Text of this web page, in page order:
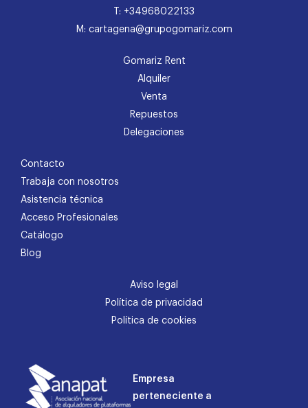
T: +34968022133
M: cartagena@grupogomariz.com
Gomariz Rent
Alquiler
Venta
Repuestos
Delegaciones
Contacto
Trabaja con nosotros
Asistencia técnica
Acceso Profesionales
Catálogo
Blog
Aviso legal
Política de privacidad
Política de cookies
Empresa
perteneciente a